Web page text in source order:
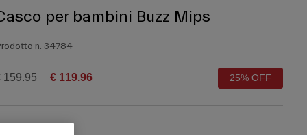
per bambini Buzz Mips
n. 34784
reduced from
159.95to € 119.96 25% OFF